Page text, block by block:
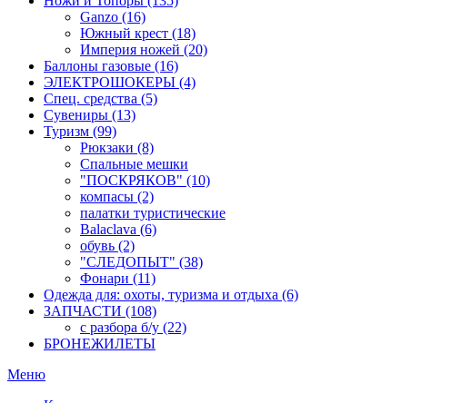
Ganzo (16)
Южный крест (18)
Империя ножей (20)
Баллоны газовые (16)
ЭЛЕКТРОШОКЕРЫ (4)
Спец. средства (5)
Сувениры (13)
Туризм (99)
Рюкзаки (8)
Спальные мешки
"ПОСКРЯКОВ" (10)
компасы (2)
палатки туристические
Balaclava (6)
обувь (2)
"СЛЕДОПЫТ" (38)
Фонари (11)
Одежда для: охоты, туризма и отдыха (6)
ЗАПЧАСТИ (108)
с разбора б/у (22)
БРОНЕЖИЛЕТЫ
Меню